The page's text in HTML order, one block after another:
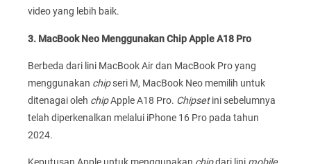
video yang lebih baik.
3. MacBook Neo Menggunakan Chip Apple A18 Pro
Berbeda dari lini MacBook Air dan MacBook Pro yang
menggunakan chipseri M, MacBook Neo memilih untuk
ditenagai oleh chipApple A18 Pro. Chipsetini sebelumnya
telah diperkenalkan melalui iPhone 16 Pro pada tahun
2024.